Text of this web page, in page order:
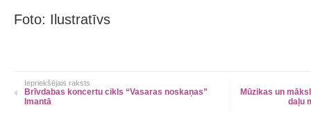
Foto: Ilustratīvs
Iepriekšējais raksts
Brīvdabas koncertu cikls “Vasaras noskaņas”
Imantā
Mūzikas un
daļu